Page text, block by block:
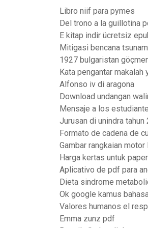
Libro niif para pymes
Del trono a la guillotina
E kitap indir ücretsiz
Mitigasi bencana
1927 bulgaristan
Kata pengantar makalah
Alfonso iv di aragona
Download undangan
Mensaje a los
Jurusan di unindra tahun
Formato de cadena de
Gambar rangkaian
Harga kertas untuk
Aplicativo de pdf para
Dieta sindrome
Ok google kamus
Valores humanos el
Emma zunz pdf